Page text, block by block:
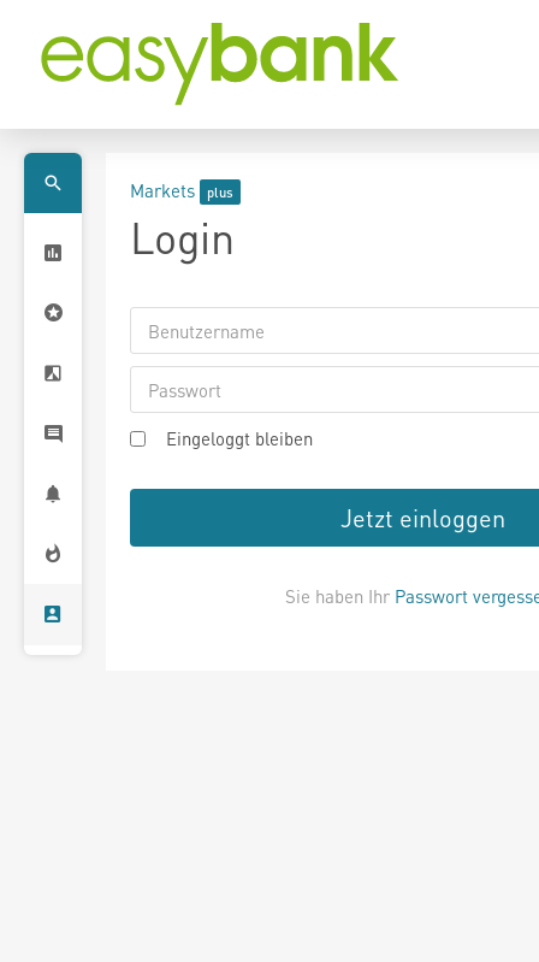
Markets
Login
Eingeloggt bleiben
Jetzt einloggen
Sie haben Ihr Passwort